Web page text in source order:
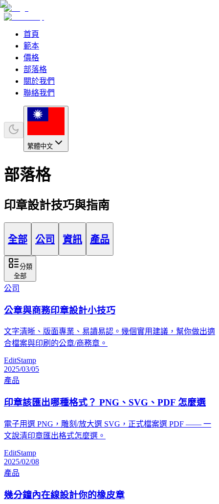
首頁
範本
價格
部落格
關於我們
聯絡我們
繁體中文
部落格
印章設計技巧與指南
全部 公司 資訊 產品
分類
全部
公司
公章與商務印章設計小技巧
文字清晰、版面專業、易讀易認。幾個實用建議，幫你做出適
合檔案與印刷的公章/商務章。
EditStamp
2025/03/05
產品
印章該匯出哪種格式？ PNG、SVG、PDF 怎麼選
電子用選 PNG，雕刻/放大選 SVG，正式檔案選 PDF —— 一
文說清印章匯出格式怎麼選。
EditStamp
2025/02/08
產品
幾分鐘內在線設計你的橡皮章